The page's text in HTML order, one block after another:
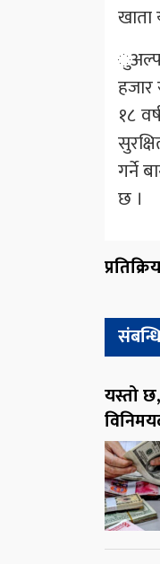
खाता
हजार
१८
गर्ने
छ ।
यस्तो